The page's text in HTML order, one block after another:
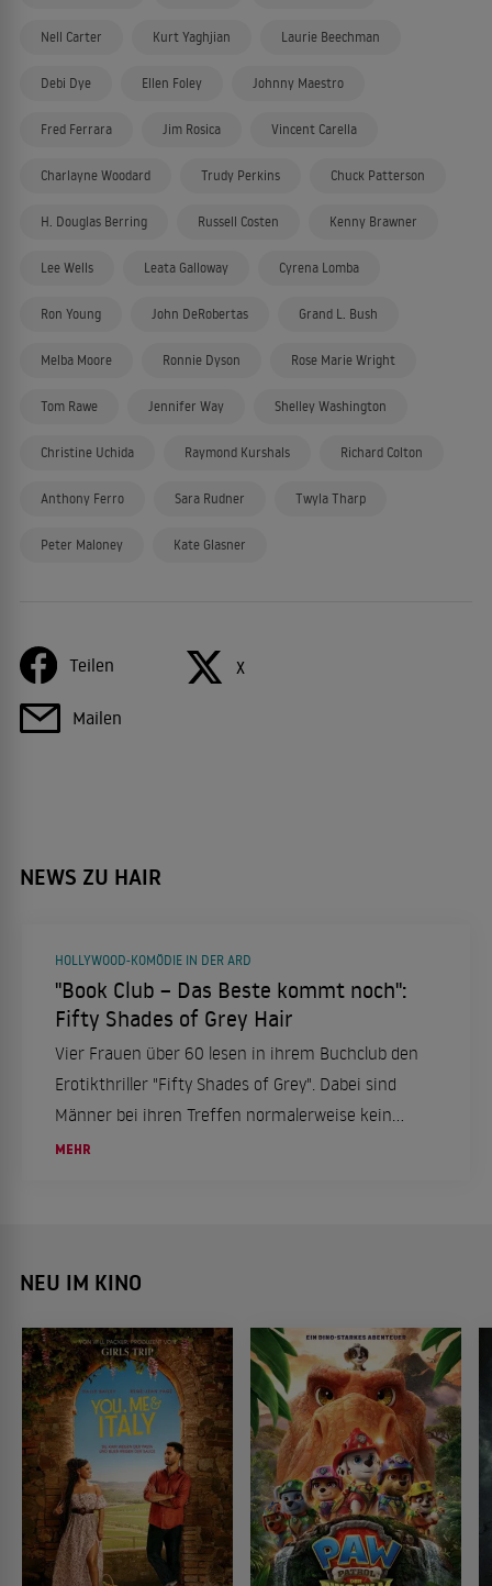
Nell Carter Kurt Yaghjian Laurie Beechman
Debi Dye Ellen Foley Johnny Maestro
Fred Ferrara Jim Rosica Vincent Carella
Charlayne Woodard Trudy Perkins Chuck Patterson
H. Douglas Berring Russell Costen Kenny Brawner
Lee Wells Leata Galloway Cyrena Lomba
Ron Young John DeRobertas Grand L. Bush
Melba Moore Ronnie Dyson Rose Marie Wright
Tom Rawe Jennifer Way Shelley Washington
Christine Uchida Raymond Kurshals Richard Colton
Anthony Ferro Sara Rudner Twyla Tharp
Peter Maloney Kate Glasner
Teilen X
Mailen
NEWS ZU HAIR
HOLLYWOOD-KOMÖDIE IN DER ARD
"Book Club – Das Beste kommt noch":
Fifty Shades of Grey Hair
Vier Frauen über 60 lesen in ihrem Buchclub den
Erotikthriller "Fifty Shades of Grey". Dabei sind
Männer bei ihren Treffen normalerweise kein
großes Thema ...
MEHR
NEU IM KINO